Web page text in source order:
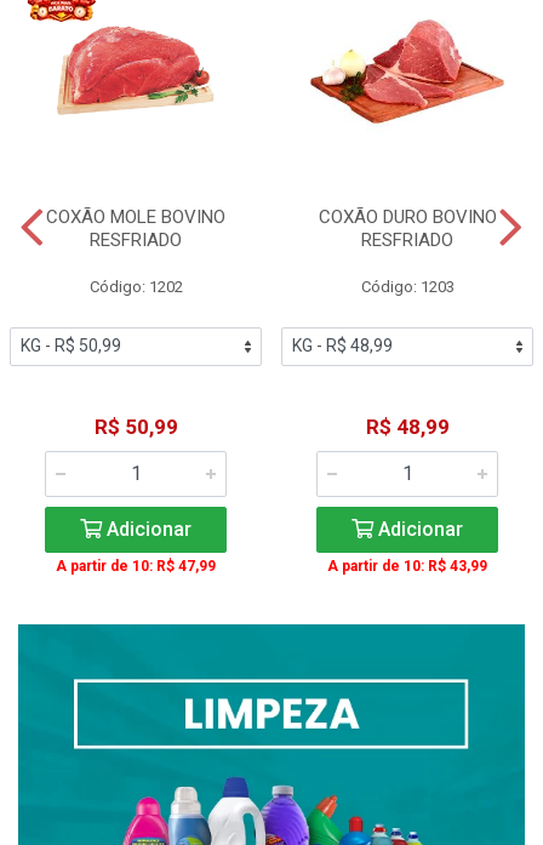
COXÃO MOLE BOVINO
RESFRIADO
Código: 1202
R$ 50,99
Adicionar
A partir de 10: R$ 47,99
COXÃO DURO BOVINO
RESFRIADO
Código: 1203
R$ 48,99
Adicionar
A partir de 10: R$ 43,99